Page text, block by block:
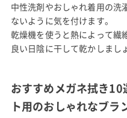
中性洗剤やおしゃれ着用の洗
ないように気を付けます。
乾燥機を使うと熱によって繊
良い日陰に干して乾かしまし
おすすめメガネ拭き10
ト用のおしゃれなブラ